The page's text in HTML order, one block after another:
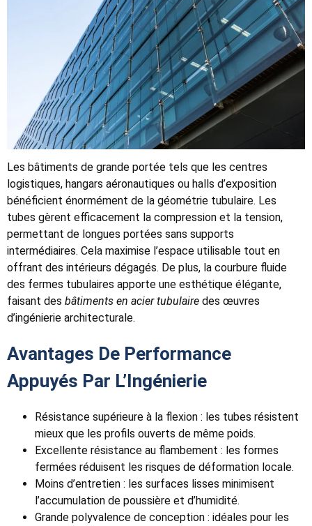
Les bâtiments de grande portée tels que les centres
logistiques, hangars aéronautiques ou halls d’exposition
bénéficient énormément de la géométrie tubulaire. Les
tubes gèrent efficacement la compression et la tension,
permettant de longues portées sans supports
intermédiaires. Cela maximise l’espace utilisable tout en
offrant des intérieurs dégagés. De plus, la courbure fluide
des fermes tubulaires apporte une esthétique élégante,
faisant des bâtiments en acier tubulaire des œuvres
d’ingénierie architecturale.
Avantages De Performance
Appuyés Par L’Ingénierie
Résistance supérieure à la flexion : les tubes résistent
mieux que les profils ouverts de même poids.
Excellente résistance au flambement : les formes
fermées réduisent les risques de déformation locale.
Moins d’entretien : les surfaces lisses minimisent
l’accumulation de poussière et d’humidité.
Grande polyvalence de conception : idéales pour les